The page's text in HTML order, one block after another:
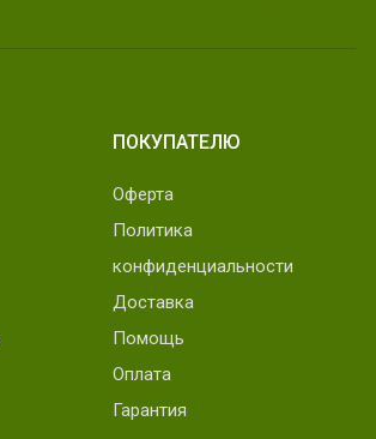
ПОКУПАТЕЛЮ
Оферта
Политика
конфиденциальности
Доставка
Помощь
Оплата
Гарантия